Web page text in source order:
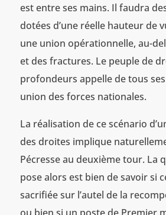
est entre ses mains. Il faudra
dotées d’une réelle hauteur de
une union opérationnelle, au-
et des fractures. Le peuple de
profondeurs appelle de tous
union des forces nationales.
La réalisation de ce scénario
des droites implique
Pécresse au deuxième tour. La
pose alors est bien de savoir si
sacrifiée sur l’autel de la
ou bien si un poste de Premier